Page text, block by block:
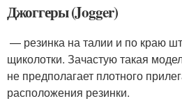
Джоггеры (Jogger)
— резинка на талии и по краю
щиколотки. Зачастую такая
не предполагает плотного
расположения резинки.